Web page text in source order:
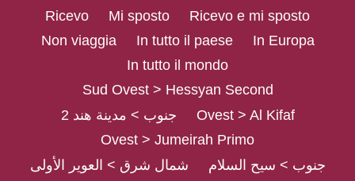
Ricevo
Mi sposto
Ricevo e mi sposto
Non viaggia
In tutto il paese
In Europa
In tutto il mondo
Sud Ovest > Hessyan Second
جنوب > مدينة هند 2
Ovest > Al Kifaf
Ovest > Jumeirah Primo
شمال شرق > العوير الأولى
جنوب > سيح السلام